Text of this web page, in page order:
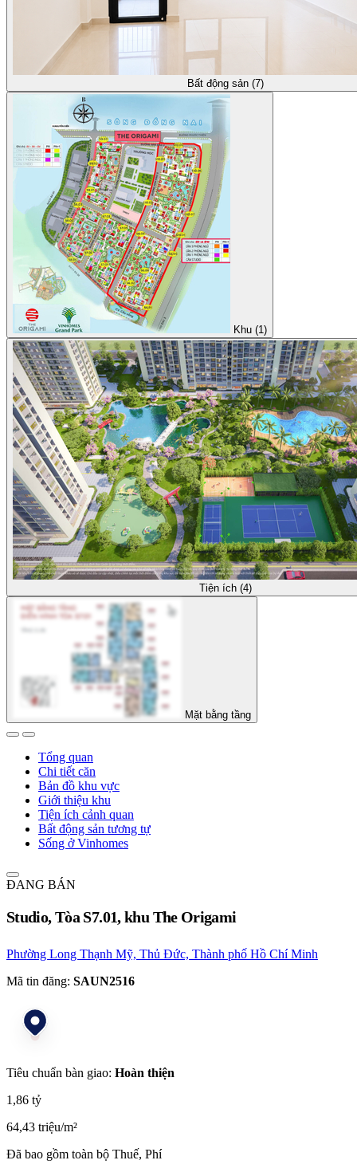
Bất động sản (7)
Khu (1)
Tiện ích (4)
Mặt bằng tầng
Tổng quan
Chi tiết căn
Bản đồ khu vực
Giới thiệu khu
Tiện ích cảnh quan
Bất động sản tương tự
Sống ở Vinhomes
ĐANG BÁN
Studio, Tòa S7.01, khu The Origami
Phường Long Thạnh Mỹ, Thủ Đức, Thành phố Hồ Chí Minh
Mã tin đăng: SAUN2516
Tiêu chuẩn bàn giao: Hoàn thiện
1,86 tỷ
64,43 triệu/m²
Đã bao gồm toàn bộ Thuế, Phí